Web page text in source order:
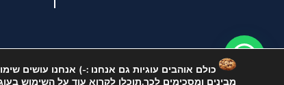
מבינים ומסכימים לכך.תוכלו לקרוא עוד על השימוש